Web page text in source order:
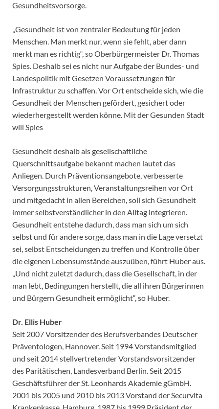
Gesundheitsvorsorge.
„Gesundheit ist von zentraler Bedeutung für jeden
Menschen. Man merkt nur, wenn sie fehlt, aber dann
merkt man es richtig“, so Oberbürgermeister Dr. Thomas
Spies. Deshalb sei es nicht nur Aufgabe der Bundes- und
Landespolitik mit Gesetzen Voraussetzungen für
Infrastruktur zu schaffen. Vor Ort entscheide sich, wie die
Gesundheit der Menschen gefördert, gesichert oder
wiederhergestellt werden könne. Mit der Gesunden Stadt
will Spies
Gesundheit deshalb als gesellschaftliche
Querschnittsaufgabe bekannt machen lautet das
Anliegen. Durch Präventionsangebote, verbesserte
Versorgungsstrukturen, Veranstaltungsreihen vor Ort
und mitgedacht in allen Bereichen, soll sich Gesundheit
immer selbstverständlicher in den Alltag integrieren.
Gesundheit entstehe dadurch, dass man sich um sich
selbst und für andere sorge, dass man in die Lage versetzt
sei, selbst Entscheidungen zu treffen und Kontrolle über
die eigenen Lebensumstände auszuüben, führt Huber aus.
„Und nicht zuletzt dadurch, dass die Gesellschaft, in der
man lebt, Bedingungen herstellt, die all ihren Bürgerinnen
und Bürgern Gesundheit ermöglicht“, so Huber.
Dr. Ellis Huber
Seit 2007 Vorsitzender des Berufsverbandes Deutscher
Präventologen, Hannover. Seit 1994 Vorstandsmitglied
und seit 2014 stellvertretender Vorstandsvorsitzender
des Paritätischen, Landesverband Berlin. Seit 2015
Geschäftsführer der St. Leonhards Akademie gGmbH.
2001 bis 2005 und 2010 bis 2013 Vorstand der Securvita